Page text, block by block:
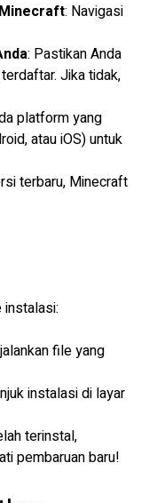
: Navigasi
: Pastikan Anda
Jika tidak,
platform yang
atau iOS) untuk
terbaru, Minecraft
instalasi:
file yang
instalasi di layar
terinstal,
pembaruan baru!